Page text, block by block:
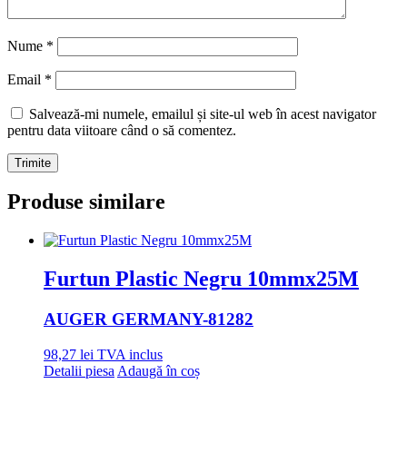
Nume *
Email *
Salvează-mi numele, emailul și site-ul web în acest navigator
pentru data viitoare când o să comentez.
Produse similare
Furtun Plastic Negru 10mmx25M
AUGER GERMANY-81282
98,27 lei TVA inclus
Detalii piesa Adaugă în coș